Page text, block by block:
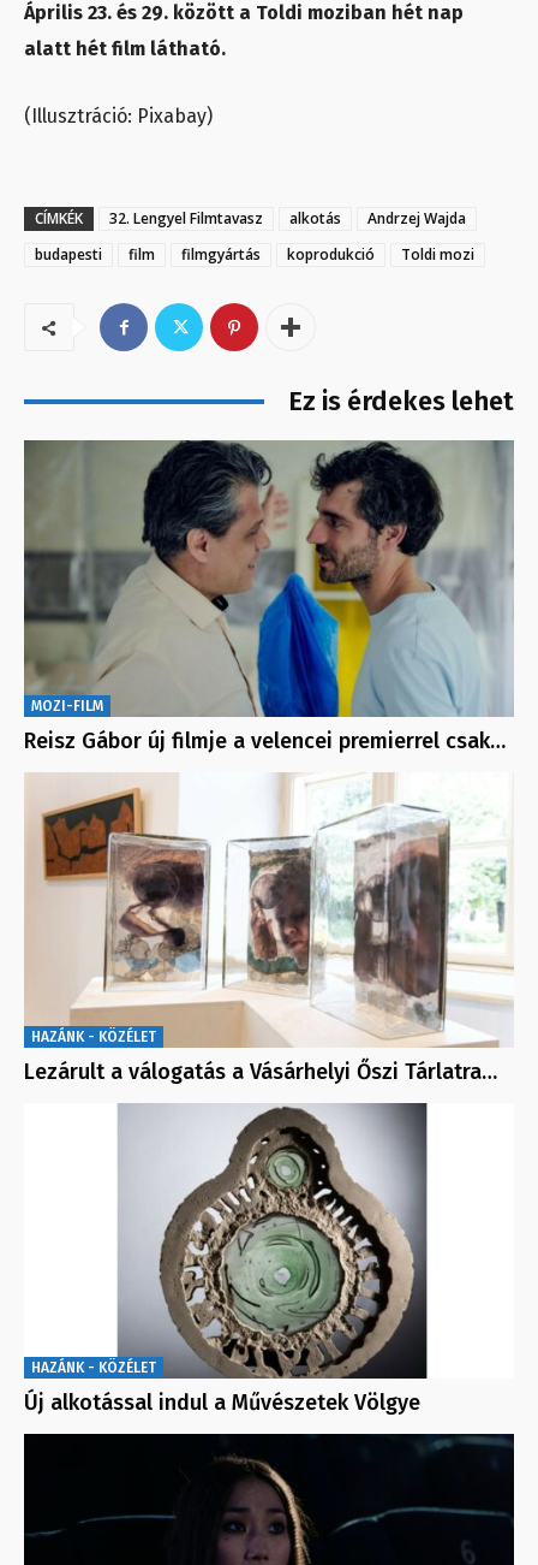
Április 23. és 29. között a Toldi moziban hét nap
alatt hét film látható.
(Illusztráció: Pixabay)
CÍMKÉK 32. Lengyel Filmtavasz alkotás
Andrzej Wajda
budapesti
film filmgyártás koprodukció Toldi mozi
Ez is érdekes lehet
MOZI-FILM
Reisz Gábor új filmje a velencei premierrel csak…
HAZÁNK - KÖZÉLET
Lezárult a válogatás a Vásárhelyi Őszi Tárlatra…
HAZÁNK - KÖZÉLET
Új alkotással indul a Művészetek Völgye